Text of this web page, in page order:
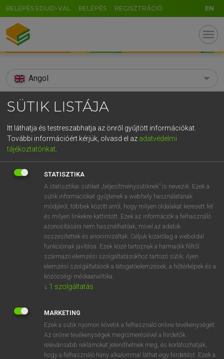
BELÉPÉS EDUID-VAL BELÉPÉS REGISZTRÁCIÓ EN
menu
Angol
search
KERESÉS
TALÁLATOK
after-season
Díjmentes angol szótár arrow_forward_ios
after-season fn utószezon
⚲ after-seasonkeresése szótárainkban
DÍJMENTES ANGOL SZÓTÁR
afterproduct
SÜTIK LISTÁJA
Itt láthatja és testreszabhatja az önről gyűjtött információkat.
További információért kérjük, olvasd el az adatvédelmi
tájékoztatónkat
STATISZTIKA
A statisztikai sütiket „teljesítménysütiknek” is nevezik. Ezek a
sütik információkat gyűjtenek a webhely használatának
módjáról, többek között arról, hogy milyen oldalakat keresett fel
és milyen linkekre kattintott. Ezek az információk a felhasználó
azonosítására nem használhatóak, mivel az adatok
összesítettek és anonimizáltak. Céljuk kizárólag a weboldal
funkcióinak javítása. Ezek közé tartoznak a harmadik féltől
származó elemzési szolgáltatásokhoz tartozó sütik; ilyen
elemzési szolgáltatások a látogatóelemzések, a hőtérképek és a
közösségi médiaanalitika.
↓ 1 szolgáltatás
MARKETING
Ezek a sütik nyomon követik a felhasználó online tevékenységét.
Az online tevékenységek megismerésével a hirdetők
relevánsabb reklámokat jeleníthetnek meg, és korlátozhatják,
hogy a felhasználó hány alkalommal láthat egy hirdetést. Ezek a
5 6 7 8 9 ö ü ó
j k
n m , . - AltGr